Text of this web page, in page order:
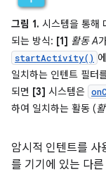
그림 1. 시스템을 통해
되는 방식: [1] 활동 A
startActivity()
일치하는 인텐트 필터
되면 [3] 시스템은
하여 일치하는 활동 (
암시적 인텐트를
를 기기에 있는 다른